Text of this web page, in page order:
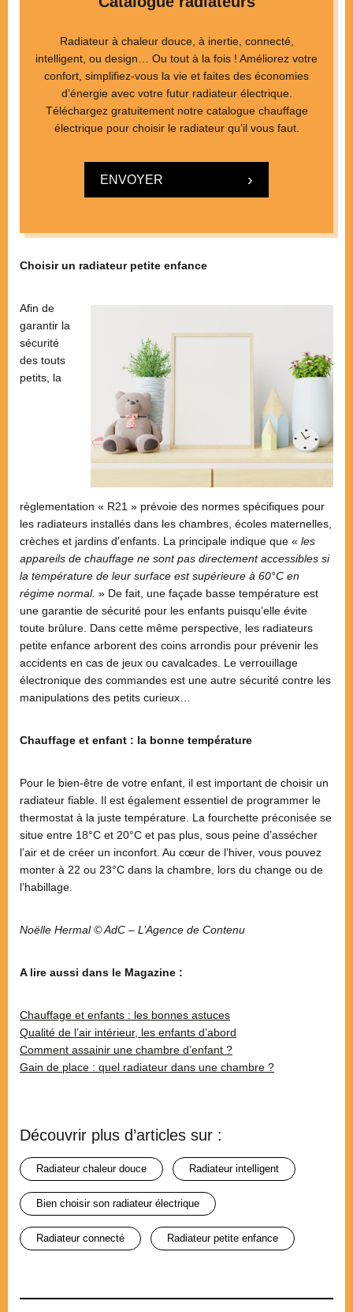
Radiateur à chaleur douce, à inertie, connecté,
intelligent, ou design… Ou tout à la fois ! Améliorez votre
confort, simplifiez-vous la vie et faites des économies
d’énergie avec votre futur radiateur électrique.
Téléchargez gratuitement notre catalogue chauffage
électrique pour choisir le radiateur qu’il vous faut.
ENVOYER
Choisir un radiateur petite enfance
Afin de
garantir la
sécurité
des touts
petits, la
règlementation « R21 » prévoie des normes spécifiques pour
les radiateurs installés dans les chambres, écoles maternelles,
crèches et jardins d’enfants. La principale indique que « les
appareils de chauffage ne sont pas directement accessibles si
la température de leur surface est supérieure à 60°C en
régime normal. » De fait, une façade basse température est
une garantie de sécurité pour les enfants puisqu’elle évite
toute brûlure. Dans cette même perspective, les radiateurs
petite enfance arborent des coins arrondis pour prévenir les
accidents en cas de jeux ou cavalcades. Le verrouillage
électronique des commandes est une autre sécurité contre les
manipulations des petits curieux…
Chauffage et enfant : la bonne température
Pour le bien-être de votre enfant, il est important de choisir un
radiateur fiable. Il est également essentiel de programmer le
thermostat à la juste température. La fourchette préconisée se
situe entre 18°C et 20°C et pas plus, sous peine d’assécher
l’air et de créer un inconfort. Au cœur de l’hiver, vous pouvez
monter à 22 ou 23°C dans la chambre, lors du change ou de
l’habillage.
Noëlle Hermal © AdC – L’Agence de Contenu
A lire aussi dans le Magazine :
Chauffage et enfants : les bonnes astuces
Qualité de l’air intérieur, les enfants d’abord
Comment assainir une chambre d’enfant ?
Gain de place : quel radiateur dans une chambre ?
Découvrir plus d’articles sur :
radiateur chaleur douce radiateur intelligent
bien choisir son radiateur électrique
radiateur connecté radiateur petite enfance